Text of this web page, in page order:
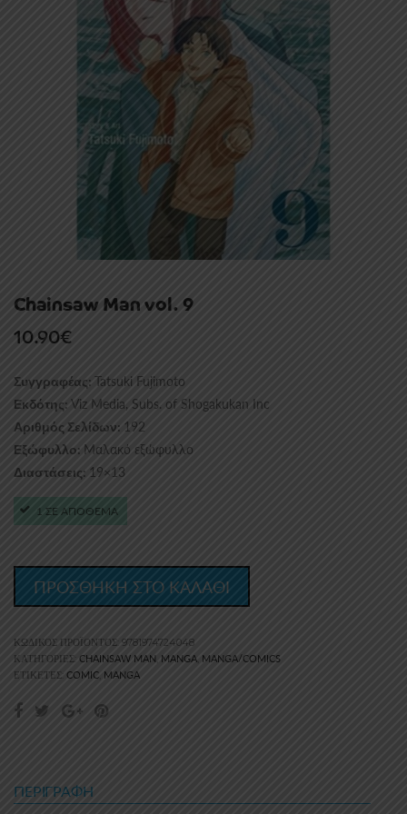
Chainsaw Man vol. 9
10.90€
Συγγραφέας: Tatsuki Fujimoto
Εκδότης: Viz Media, Subs. of Shogakukan Inc
Αριθμός Σελίδων: 192
Εξώφυλλο: Μαλακό εξώφυλλο
Διαστάσεις: 19×13
1 ΣΕ ΑΠΟΘΕΜΑ
ΠΡΟΣΘΗΚΗ ΣΤΟ ΚΑΛΑΘΙ
ΚΩΔΙΚΌΣ ΠΡΟΪΌΝΤΟΣ: 9781974724048
ΚΑΤΗΓΟΡΊΕΣ: CHAINSAW MAN MANGA, MANGA/COMICS
ΕΤΙΚΈΤΕΣ: COMIC, MANGA
ΠΕΡΙΓΡΑΦΉ